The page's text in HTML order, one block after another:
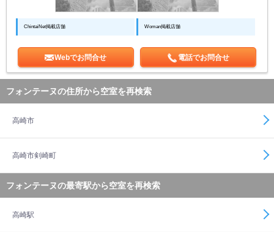
ChintaiNet掲載店舗 Woman掲載店舗
Webでお問合せ 電話でお問合せ
フォンテーヌの住所から空室を再検索
高崎市
高崎市剣崎町
フォンテーヌの最寄駅から空室を再検索
高崎駅